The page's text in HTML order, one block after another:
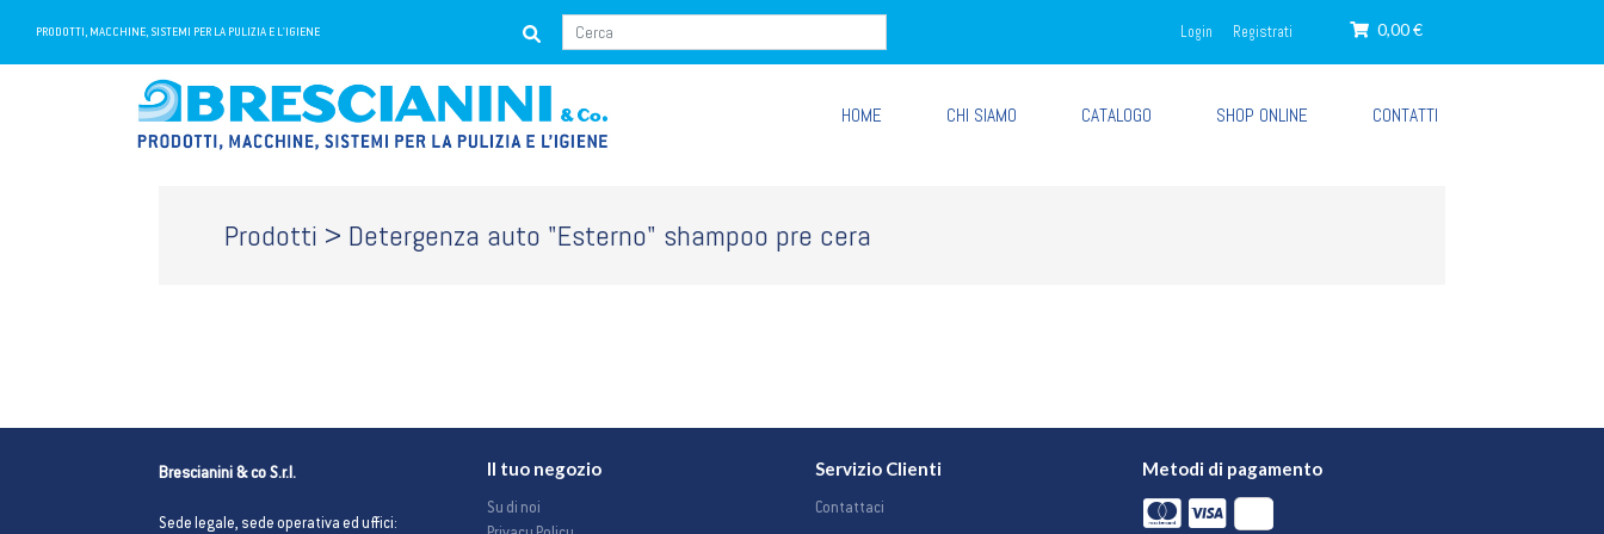
PRODOTTI, MACCHINE, SISTEMI PER LA PULIZIA E L'IGIENE Login Registrati 0,00 €
HOME CHI SIAMO CATALOGO SHOP ONLINE CONTATTI
Prodotti > Detergenza auto "Esterno" shampoo pre cera
Brescianini & co S.r.l.
Sede legale, sede operativa ed uffici:
Il tuo negozio
Su di noi
Servizio Clienti
Contattaci
Metodi di pagamento